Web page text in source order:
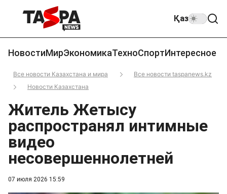
Қаз
НовостиМирЭкономикаТехноСпортИнтересное
Все новости Казахстана и мира
Все новости taspanews.kz
Новости Казахстана
07 июля 2026 15:59
Житель Жетысу
распространял интимные
видео
несовершеннолетней